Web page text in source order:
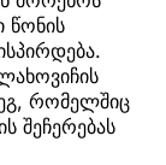
რომელშიც
შეჩერებას